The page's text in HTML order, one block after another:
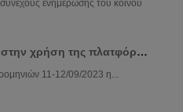
συνεχούς ενημέρωσης του κοινού
Εκπαίδευση στην χρήση της πλατφόρμας SIRIUS
11-12/09/2023 η...